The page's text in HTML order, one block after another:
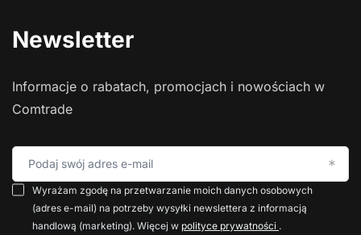
Newsletter
Informacje o rabatach, promocjach i nowościach w
Comtrade
Podaj swój adres e-mail
Wyrażam zgodę na przetwarzanie moich danych osobowych
(adres e-mail) na potrzeby wysyłki newslettera z informacją
handlową (marketing). Więcej w polityce prywatności .